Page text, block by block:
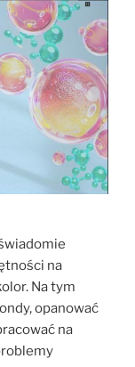
na
Na tym
opanować
na